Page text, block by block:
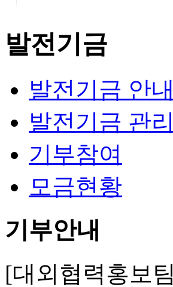
발전기금
발전기금 안내
발전기금 관
기부참여
모금현황
기부안내
[대외협력홍보